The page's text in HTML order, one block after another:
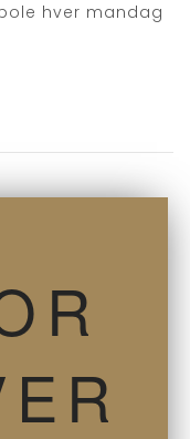
hver mandag